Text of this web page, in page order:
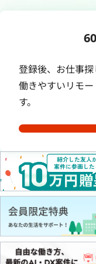
登録後、お仕事探
働きやすいリモ
す。